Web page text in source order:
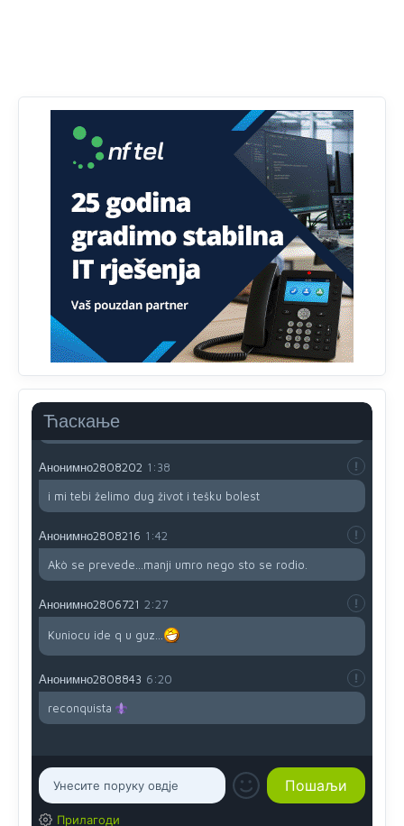
Ћаскање
Анонимно2807895 12:18
Drzi pod kontrolom tri stvari jezik,karakter i
ponasanje...Uzivotu brani tri stvari:cast,prijatelja i
slabije.Iz zivota iskljuci tri stvari uvredu,neznanje i
dok si ziv gaji tri stvari dobrotu,pamet i
prijateljstvo!!
Анонимно2806721 12:39
791 BiH nije priznala Kosovo kao nezavisnu državu jer
genocidna tvorevina pravi smetnju a recimo Srbija je
davnopriznala.Nasvakom proizvodu iz Srbije stoji -
uvoznik za Kosovo
Анонимно2806721
12:45
Kosovo-kome će se vratiti? Gdje je dobrodošla i koga
da brani? A imamo vojsku Kosova kojoj želimo svako
dobro i da se što bolje opreme
Анонимно2808202 1:38
i mi tebi želimo dug život i tešku bolest
Анонимно2808216 1:42
Akò se prevede...manji umro nego sto se rodio.
Анонимно2806721 2:27
Kuniocu ide q u guz...
Анонимно2808843 6:20
reconquista
Прилагоди